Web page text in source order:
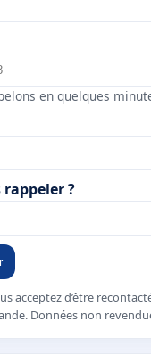
en quelques
?
acceptez d’être
Données non